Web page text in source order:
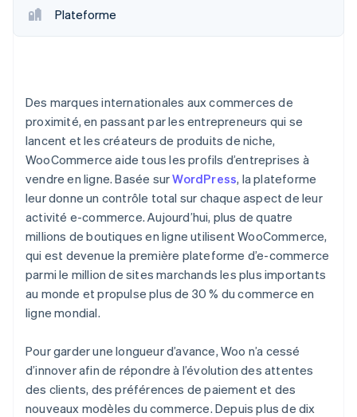
Plateforme
Des marques internationales aux commerces de
proximité, en passant par les entrepreneurs qui se
lancent et les créateurs de produits de niche,
WooCommerce aide tous les profils d’entreprises à
vendre en ligne. Basée surWordPress, la plateforme
leur donne un contrôle total sur chaque aspect de leur
activité e-commerce. Aujourd’hui, plus de quatre
millions de boutiques en ligne utilisent WooCommerce,
qui est devenue la première plateforme d’e-commerce
parmi le million de sites marchands les plus importants
au monde et propulse plus de 30 % du commerce en
ligne mondial.
Pour garder une longueur d’avance, Woo n’a cessé
d’innover afin de répondre à l’évolution des attentes
des clients, des préférences de paiement et des
nouveaux modèles du commerce. Depuis plus de dix